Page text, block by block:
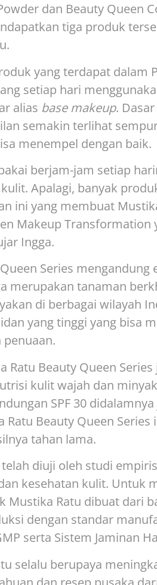
dan Beauty Queen
tiga produk
yang terdapat dalam
setiap hari
alias base makeup. Dasar
semakin terlihat
menempel dengan baik.
berjam-jam setiap
Apalagi, banyak
ini yang membuat
Makeup
Ingga.
Series mengandung
merupakan tanaman
di berbagai wilayah
yang tinggi yang bisa
Ratu Beauty Queen
kulit wajah dan
SPF 30
Ratu Beauty Queen
tahan lama.
diuji oleh studi
kesehatan kulit. Untuk
Mustika Ratu dibuat dari
dengan standar
serta Sistem Jaminan
selalu berupaya